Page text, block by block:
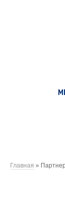
Главная »